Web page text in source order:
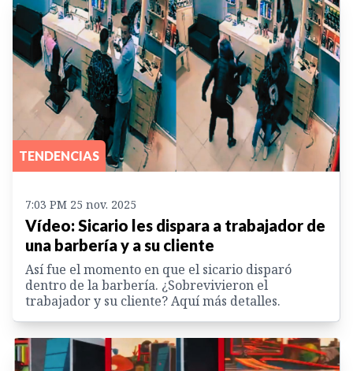
TENDENCIAS
7:03 PM 25 nov. 2025
Vídeo: Sicario les dispara a trabajador de
una barbería y a su cliente
Así fue el momento en que el sicario disparó
dentro de la barbería. ¿Sobrevivieron el
trabajador y su cliente? Aquí más detalles.